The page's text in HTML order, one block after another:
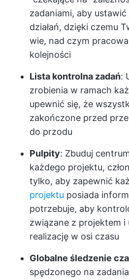
zadaniami, aby
działań, dzięki czemu
wie, nad czym
kolejności
Lista kontrolna zadań:
zrobienia w ramach
upewnić się, że
zakończone przed
do przodu
Pulpity: Zbuduj
każdego projektu,
tylko, aby zapewnić
projektu posiada
potrzebuje, aby
związane z projektem i
realizację w osi czasu
Globalne śledzenie
spędzonego na